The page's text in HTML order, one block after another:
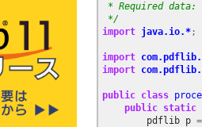
* Required data:
*/
import java.io.*;
import
import
public class
public static
pdflib p =